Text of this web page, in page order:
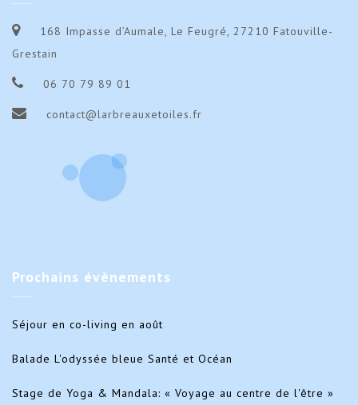
168 Impasse d’Aumale, Le Feugré, 27210 Fatouville-
Grestain
06 70 79 89 01
contact@larbreauxetoiles.fr
Prochains évènements
Séjour en co-living en août
Balade L'odyssée bleue Santé et Océan
Stage de Yoga & Mandala: « Voyage au centre de l'être »